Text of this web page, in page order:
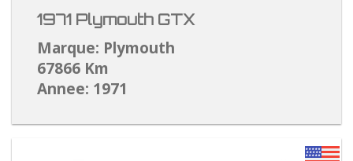
1971 Plymouth GTX
Marque: Plymouth
67866 Km
Annee: 1971